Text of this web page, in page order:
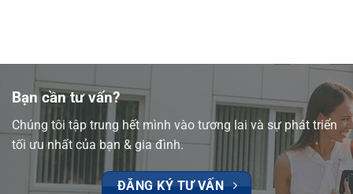
Bạn cần tư vấn?
Chúng tôi tập trung hết mình vào tương lai và sự phát triển
tối ưu nhất của bạn & gia đình.
ĐĂNG KÝ TƯ VẤN